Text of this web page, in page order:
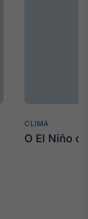
CLIMA
O El Niño